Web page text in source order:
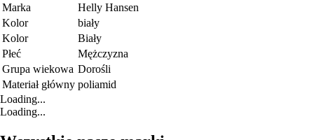
Marka
Helly Hansen
Kolor
biały
Kolor
Biały
Płeć
Mężczyzna
Grupa wiekowa Dorośli
Materiał główny poliamid
Loading...
Loading...